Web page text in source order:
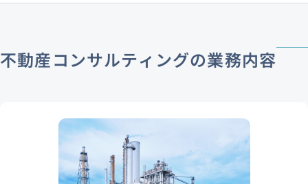
不動産コンサルティングの業務内容